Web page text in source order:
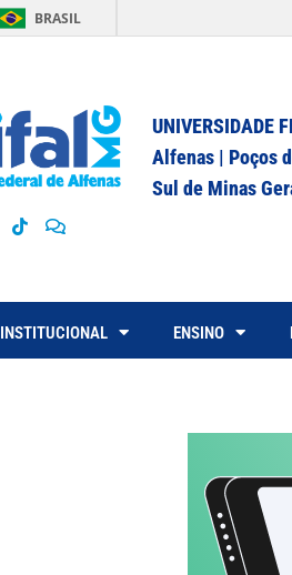
BRASIL
UNIVERSIDADE
Alfenas | Poços
Sul de Minas
INSTITUCIONAL ENSINO